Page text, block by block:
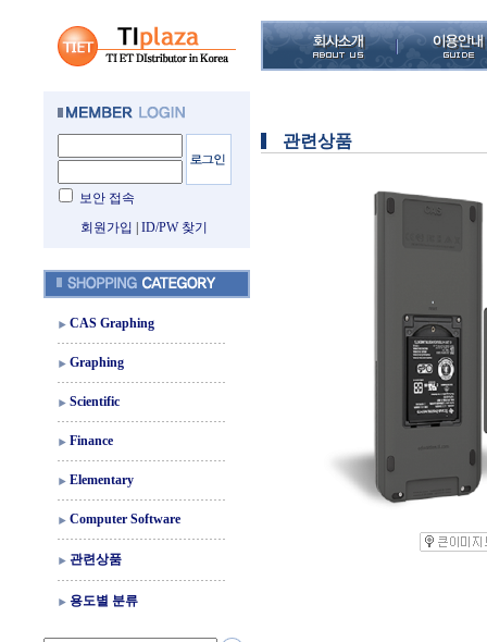
보안 접속
회원가입
ID/PW 찾기
CAS Graphing
Graphing
Scientific
Finance
Elementary
Computer Software
관련상품
용도별 분류
관련상품